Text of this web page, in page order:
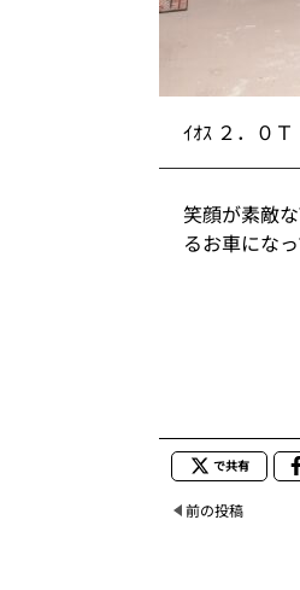
ｲｵｽ ２．０Ｔ
笑顔が素敵
るお車にな
で共有
前の投稿